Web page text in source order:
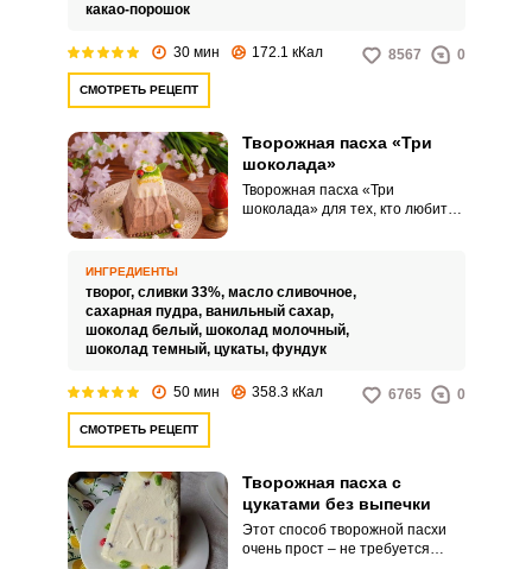
какао-порошок
30 мин 172.1 кКал 8567 0
СМОТРЕТЬ РЕЦЕПТ
Творожная пасха «Три
шоколада»
Творожная пасха «Три
шоколада» для тех, кто любит
трех видов: белый, молочный и
темный.
ИНГРЕДИЕНТЫ
творог, сливки 33%, масло сливочное,
сахарная пудра, ванильный сахар,
шоколад белый, шоколад молочный,
шоколад темный, цукаты, фундук
50 мин 358.3 кКал 6765 0
СМОТРЕТЬ РЕЦЕПТ
Творожная пасха с
цукатами без выпечки
Этот способ творожной пасхи
очень прост – не требуется
ВХОД НА САЙТ РЕГИСТРАЦИЯ
с помощью социальных сетей:
или